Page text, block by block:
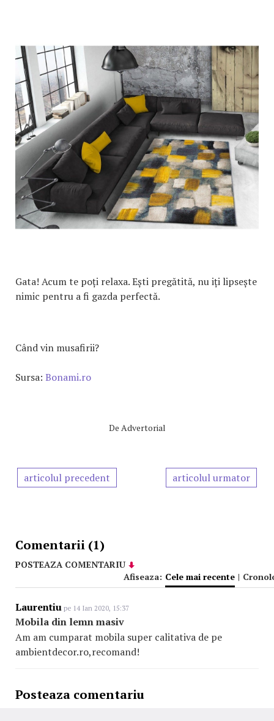
Gata! Acum te poți relaxa. Ești pregătită, nu iți lipsește
nimic pentru a fi gazda perfectă.
Când vin musafirii?
Sursa: Bonami.ro
De Advertorial
articolul precedent articolul urmator
Comentarii (1)
POSTEAZA COMENTARIU
Afiseaza: Cele mai recente |
Laurentiu pe 14 Ian 2020, 15:37
Mobila din lemn masiv
Am am cumparat mobila super calitativa de pe
ambientdecor.ro,recomand!
Posteaza comentariu